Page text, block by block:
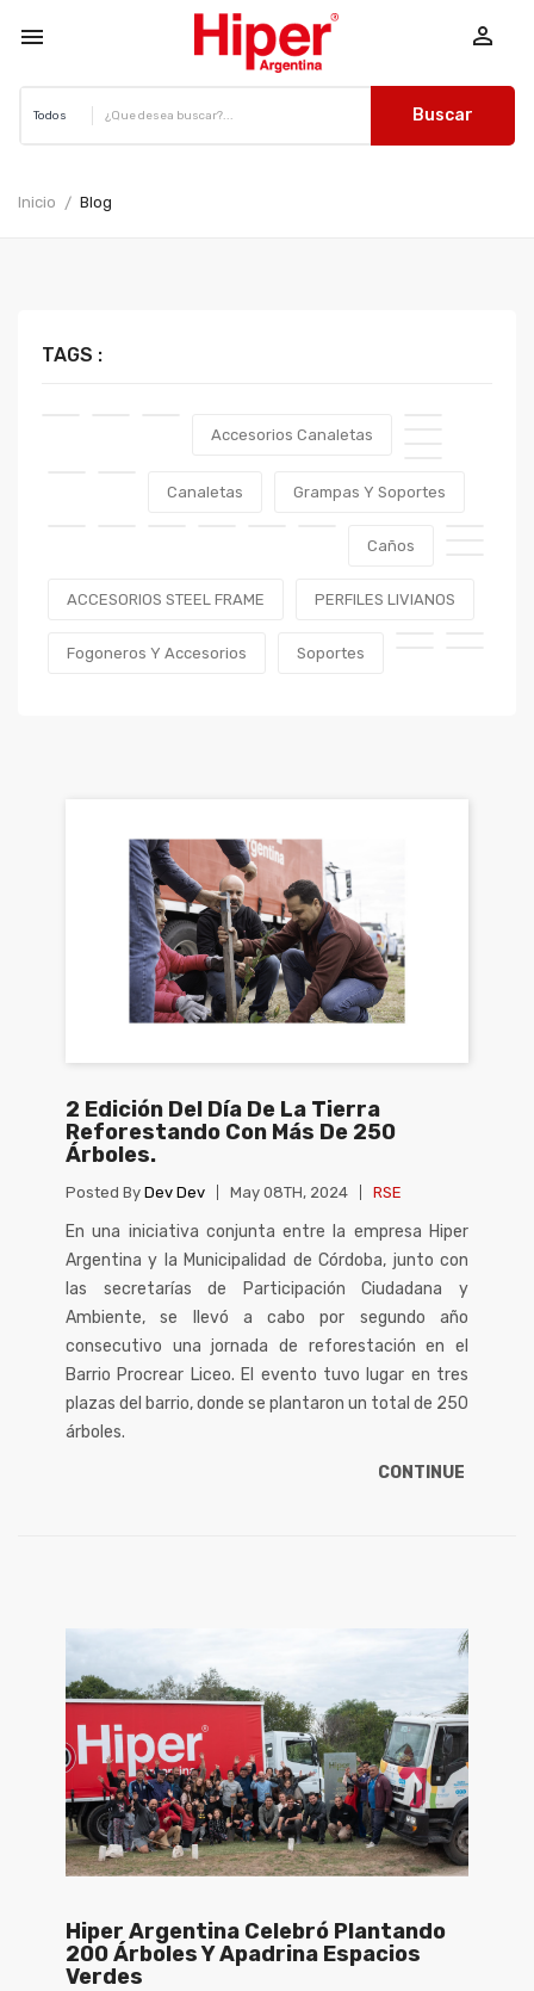
 
Buscar
Inicio Blog
TAGS :
Accesorios Canaletas
Canaletas Grampas Y Soportes
Caños
ACCESORIOS STEEL FRAME PERFILES LIVIANOS
Fogoneros Y Accesorios Soportes
2 Edición Del Día De La Tierra
Reforestando Con Más De 250
Árboles.
Posted By Dev Dev May 08TH, 2024 RSE
En una iniciativa conjunta entre la empresa Hiper
Argentina y la Municipalidad de Córdoba, junto con
las secretarías de Participación Ciudadana y
Ambiente, se llevó a cabo por segundo año
consecutivo una jornada de reforestación en el
Barrio Procrear Liceo. El evento tuvo lugar en tres
plazas del barrio, donde se plantaron un total de 250
árboles.
CONTINUE
Hiper Argentina Celebró Plantando
200 Árboles Y Apadrina Espacios
Verdes